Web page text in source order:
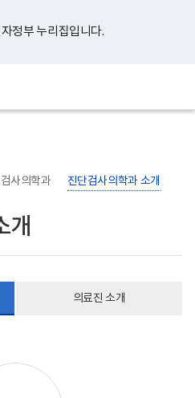
정부 누리집입니다.
검
사의학과 진단검사의학과 소개
개
의료진 소개